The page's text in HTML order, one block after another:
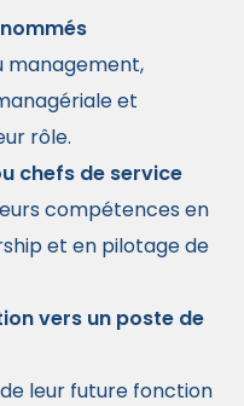
management,
et
rôle.
chefs de service
compétences en
et en pilotage de
vers un poste de
leur future fonction